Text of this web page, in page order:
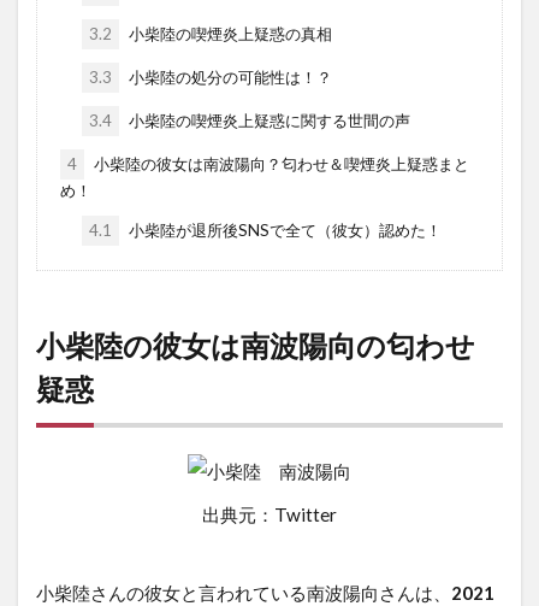
3.2 小柴陸の喫煙炎上疑惑の真相
3.3 小柴陸の処分の可能性は！？
3.4 小柴陸の喫煙炎上疑惑に関する世間の声
4
小柴陸の彼女は南波陽向？匂わせ＆喫煙炎上疑惑まと
め！
4.1 小柴陸が退所後SNSで全て（彼女）認めた！
小柴陸の彼女は南波陽向の匂わせ
疑惑
出典元：Twitter
小柴陸さんの彼女と言われている南波陽向さんは、 2021